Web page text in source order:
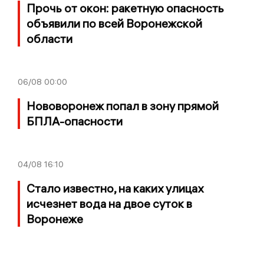
Прочь от окон: ракетную опасность
объявили по всей Воронежской
области
06/08 00:00
Нововоронеж попал в зону прямой
БПЛА-опасности
04/08 16:10
Стало известно, на каких улицах
исчезнет вода на двое суток в
Воронеже